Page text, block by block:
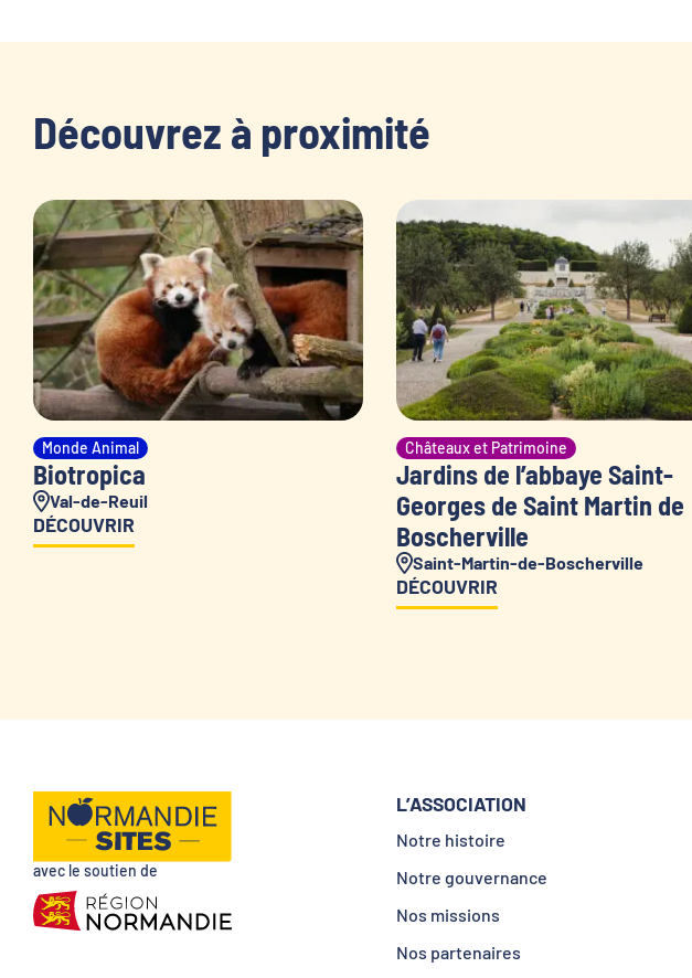
Découvrez à proximité
Monde Animal
Biotropica
Val-de-Reuil
DÉCOUVRIR
Châteaux et Patrimoine
Jardins de l’abbaye Saint-
Georges de Saint Martin de
Boscherville
Saint-Martin-de-Boscherville
DÉCOUVRIR
avec le soutien de
L’ASSOCIATION
Notre histoire
Notre gouvernance
Nos missions
Nos partenaires